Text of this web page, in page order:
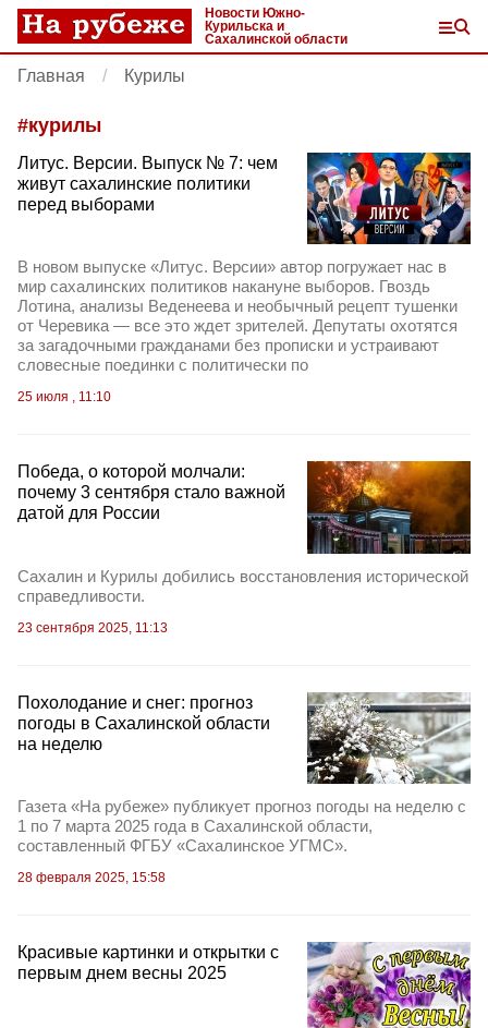
Новости Южно-
Курильска и
Сахалинской области
Главная Курилы
#курилы
Литус. Версии. Выпуск № 7: чем
живут сахалинские политики
перед выборами
В новом выпуске «Литус. Версии» автор погружает нас в
мир сахалинских политиков накануне выборов. Гвоздь
Лотина, анализы Веденеева и необычный рецепт тушенки
от Черевика — все это ждет зрителей. Депутаты охотятся
за загадочными гражданами без прописки и устраивают
словесные поединки с политически по
25 июля , 11:10
Победа, о которой молчали:
почему 3 сентября стало важной
датой для России
Сахалин и Курилы добились восстановления исторической
справедливости.
23 сентября 2025, 11:13
Похолодание и снег: прогноз
погоды в Сахалинской области
на неделю
Газета «На рубеже» публикует прогноз погоды на неделю с
1 по 7 марта 2025 года в Сахалинской области,
составленный ФГБУ «Сахалинское УГМС».
28 февраля 2025, 15:58
Красивые картинки и открытки с
первым днем весны 2025